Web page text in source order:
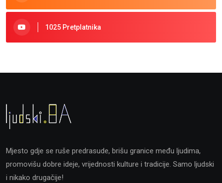
1025 Pretplatnika
Mjesto gdje se ruše predrasude, brišu granice među ljudima,
promovišu dobre ideje, vrijednosti kulture i tradicije. Samo ljudski
i nikako drugačije!